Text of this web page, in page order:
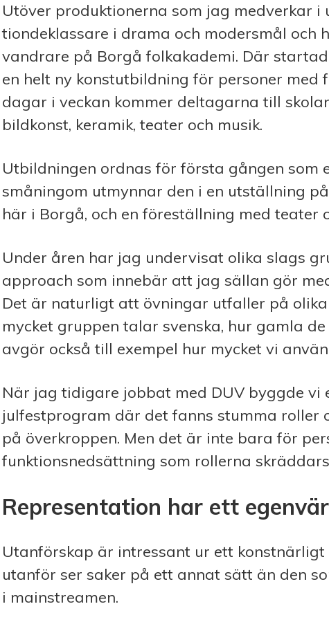
Utöver produktionerna som jag medverkar i
tiondeklassare i drama och modersmål och
vandrare på Borgå folkakademi. Där
en helt ny konstutbildning för personer med
dagar i veckan kommer deltagarna till
bildkonst, keramik, teater och musik.
Utbildningen ordnas för första gången som
småningom utmynnar den i en utställning
här i Borgå, och en föreställning med teater
Under åren har jag undervisat olika slags
approach som innebär att jag sällan gör
Det är nat­urligt att övningar utfaller på
mycket gruppen talar svenska, hur gamla
avgör också till exempel hur mycket vi
När jag tidigare jobbat med DUV byggde vi
julfestprogram där det fanns stumma roller
på överkroppen. Men det är inte bara för
funktionsnedsättning som rollerna
Representation har ett
Utanförskap är intressant ur ett konstnärligt
utanför ser saker på ett annat sätt än den
i mainstreamen.